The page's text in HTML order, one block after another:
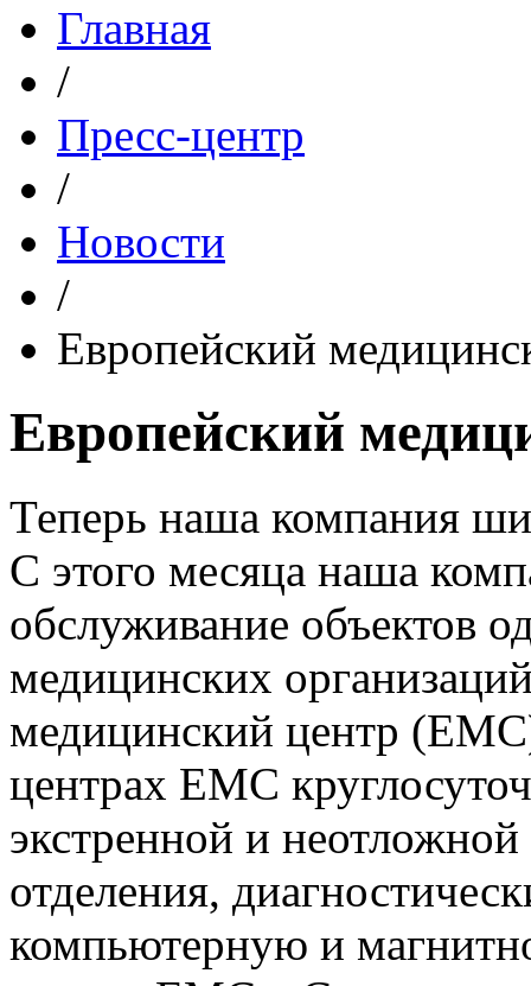
Главная
/
Пресс-центр
/
Новости
/
Европейский
Европейский
Теперь наша компания
С этого месяца наша
обслуживание объектов
медицинских
медицинский центр
центрах ЕМС
экстренной и
отделения,
компьютерную и